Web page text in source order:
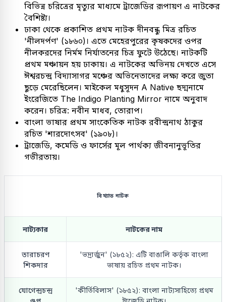
বিভিন্ন চরিত্রের মৃত্যুর মাধ্যমে ট্রাজেডির রূপায়ণ এ নাটকের
বৈশিষ্ট্য।
ঢাকা থেকে প্রকাশিত প্রথম নাটক দীনবন্ধু মিত্র রচিত
'নীলদর্পণ' (১৮৬০)। এতে মেহেরপুরের কৃষকদের ওপর
নীলকরদের নির্মম নির্যাতনের চিত্র ফুটে উঠেছে। নাটকটি
প্রথম মঞ্চায়ন হয় ঢাকায়। এ নাটকের অভিনয় দেখতে এসে
ঈশ্বরচন্দ্র বিদ্যাসাগর মঞ্চের অভিনেতাদের লক্ষ্য করে জুতা
ছুড়ে মেরেছিলেন। মাইকেল মধুসূদন A Native ছদ্মনামে
ইংরেজিতে The Indigo Planting Mirror নামে অনুবাদ
করেন। চরিত্র: নবীন মাধব, তোরাপ।
বাংলা ভাষার প্রথম সাংকেতিক নাটক রবীন্দ্রনাথ ঠাকুর
রচিত 'শারদোৎসব' (১৯০৮)।
ট্রাজেডি, কমেডি ও ফার্সের মূল পার্থক্য জীবনানুভূতির
গভীরতায়।
বিখ্যাত নাটক
নাট্যকার নাটকের নাম
তারাচরণ
শিকদার
'ভদ্রার্জুন' (১৮৫২): এটি বাঙালি কর্তৃক বাংলা
ভাষায় রচিত প্রথম নাটক।
যোগেন্দ্রচন্দ্র
'কীর্তিবিলাস' (১৮৫২): বাংলা নাট্যসাহিত্যে প্রথম